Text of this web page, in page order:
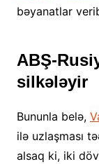
bəyanatlar
ABŞ-
silkələyir
Bununla belə,
ilə uzlaşması
alsaq ki, iki